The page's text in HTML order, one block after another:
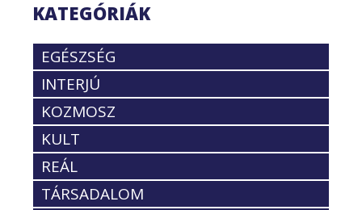
KATEGÓRIÁK
EGÉSZSÉG
INTERJÚ
KOZMOSZ
KULT
REÁL
TÁRSADALOM